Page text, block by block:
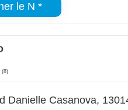
le N *
(8)
Danielle Casanova,